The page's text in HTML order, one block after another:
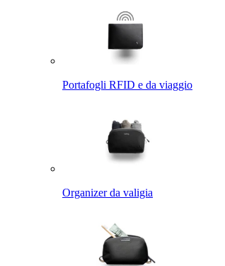
Portafogli RFID e da viaggio
Organizer da valigia